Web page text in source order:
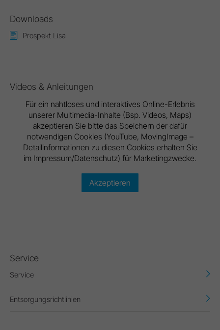
Downloads
Prospekt Lisa
Videos & Anleitungen
Für ein nahtloses und interaktives Online-Erlebnis
unserer Multimedia-Inhalte (Bsp. Videos, Maps)
akzeptieren Sie bitte das Speichern der dafür
notwendigen Cookies (YouTube, MovingImage –
Detailinformationen zu diesen Cookies erhalten Sie
im Impressum/Datenschutz) für Marketingzwecke.
Akzeptieren
Service
Service
Entsorgungsrichtlinien